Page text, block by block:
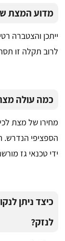
מדוע המצת
ייתכן והצטברה
לרוב תקלה זו
כמה עולה
הספציפי הנדרש.
ידי טכנאי גז
כיצד ניתן
לנזק?